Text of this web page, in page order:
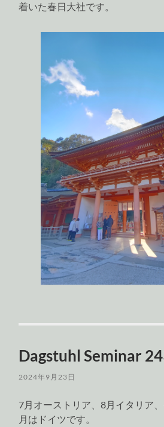
着いた春日大社です。
Dagstuhl Seminar
2024年9月23日
7月オーストリア、8月イタリア
月はドイツです。